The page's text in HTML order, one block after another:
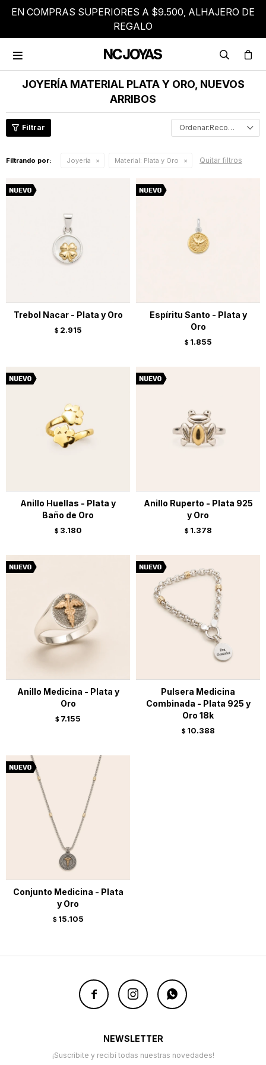
EN COMPRAS SUPERIORES A $9.500, ALHAJERO DE
REGALO

JOYERÍA MATERIAL PLATA Y ORO, NUEVOS
ARRIBOS
Recomendados
Filtrando por: Joyería Material: Plata y Oro Quitar filtros
Trebol Nacar - Plata y Oro
$ 2.915
Espíritu Santo - Plata y
Oro
$ 1.855
Anillo Huellas - Plata y
Baño de Oro
$ 3.180
Anillo Ruperto - Plata 925
y Oro
$ 1.378
Anillo Medicina - Plata y
Oro
$ 7.155
Pulsera Medicina
Combinada - Plata 925 y
Oro 18k
$ 10.388
Conjunto Medicina - Plata
y Oro
$ 15.105
  
NEWSLETTER
¡Suscribite y recibí todas nuestras novedades!